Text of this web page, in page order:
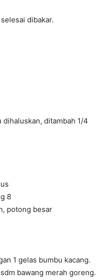
dibakar.
ditambah 1/4
8
potong besar
1 gelas bumbu kacang.
bawang merah goreng.